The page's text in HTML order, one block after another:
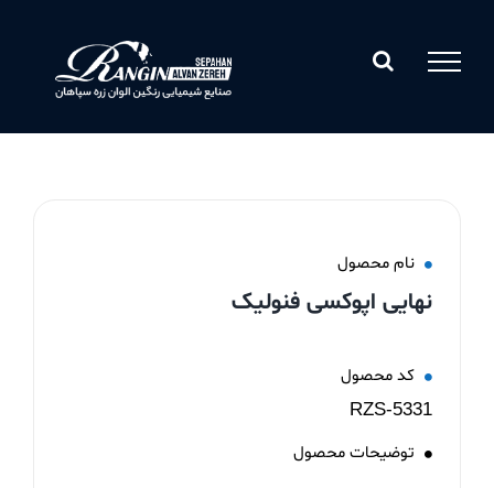
content
نام محصول
نهایی اپوکسی فنولیک
کد محصول
RZS-5331
توضیحات محصول